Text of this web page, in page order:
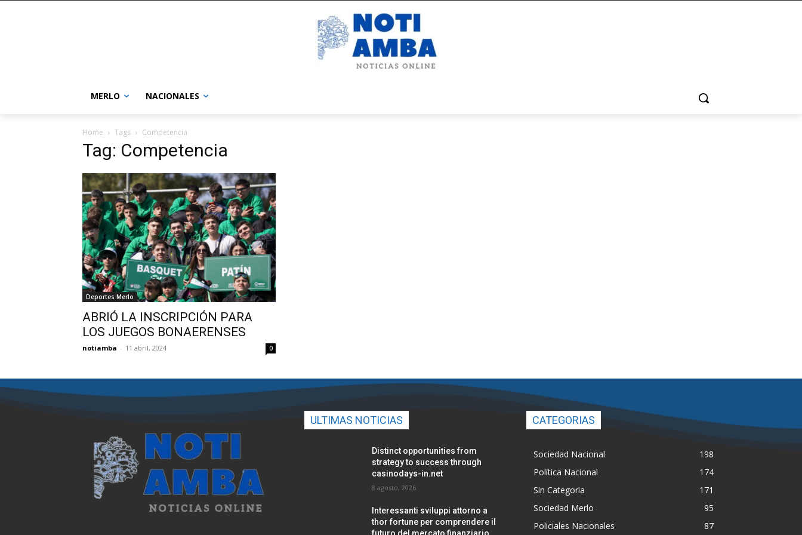
MERLO NACIONALES
Home Tags Competencia
Tag: Competencia
Deportes Merlo
ABRIÓ LA INSCRIPCIÓN PARA
LOS JUEGOS BONAERENSES
notiamba - 11 abril, 2024 0
ULTIMAS NOTICIAS
Distinct opportunities from
strategy to success through
casinodays-in.net
8 agosto, 2026
Interessanti sviluppi attorno a
thor fortune per comprendere il
CATEGORIAS
Sociedad Nacional
198
Política Nacional
174
Sin Categoria
171
Sociedad Merlo
95
Policiales Nacionales
87